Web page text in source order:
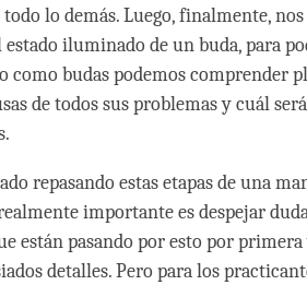
lo demás. Luego, finalmente,
estado iluminado de un buda, para
como budas podemos comprender
de todos sus problemas y cuál
repasando estas etapas de una
importante es despejar
están pasando por esto por
detalles. Pero para los